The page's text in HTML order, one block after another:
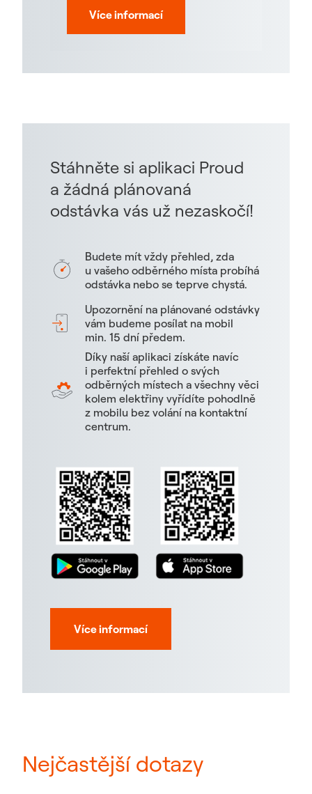
Více informací
Stáhněte si aplikaci Proud
a žádná plánovaná
odstávka vás už nezaskočí!
Budete mít vždy přehled, zda
u vašeho odběrného místa probíhá
odstávka nebo se teprve chystá.
Upozornění na plánované odstávky
vám budeme posílat na mobil
min. 15 dní předem.
Díky naší aplikaci získáte navíc
i perfektní přehled o svých
odběrných místech a všechny věci
kolem elektřiny vyřídíte pohodlně
z mobilu bez volání na kontaktní
centrum.
Více informací
Nejčastější dotazy